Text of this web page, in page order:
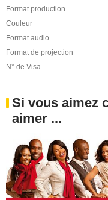
Format production
Couleur
Format audio
Format de projection
N° de Visa
Si vous aimez
aimer ...